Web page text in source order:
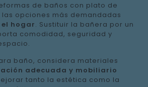
de baños con plato de
opciones más demandadas
hogar. Sustituir la bañera por un
comodidad, seguridad y
baño, considera materiales
adecuada y mobiliario
tanto la estética como la